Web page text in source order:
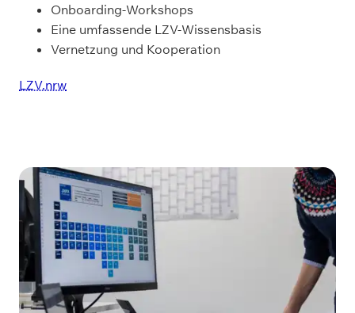
Onboarding-Workshops
Eine umfassende LZV-Wissensbasis
Vernetzung und Kooperation
LZV.nrw